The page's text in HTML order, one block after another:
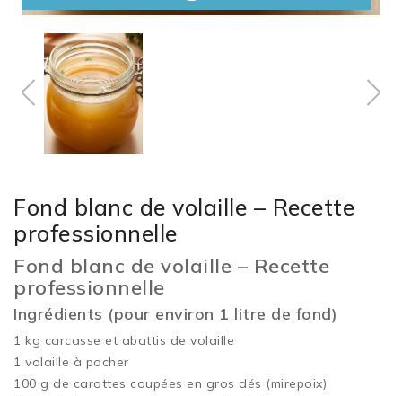
Fond blanc de volaille – Recette
professionnelle
Fond blanc de volaille – Recette
professionnelle
Ingrédients (pour environ 1 litre de fond)
1 kg carcasse et abattis de volaille
1 volaille à pocher
100 g de carottes coupées en gros dés (mirepoix)